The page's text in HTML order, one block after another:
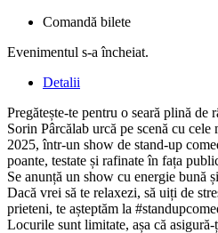
Comandă bilete
Evenimentul s-a încheiat.
Detalii
Pregătește-te pentru o seară plină de
Sorin Pârcălab urcă pe scenă cu
2025, într-un show de stand-up
poante, testate și rafinate în fața
Se anunță un show cu energie bună
Dacă vrei să te relaxezi, să uiți de
prieteni, te așteptăm la
Locurile sunt limitate, așa că